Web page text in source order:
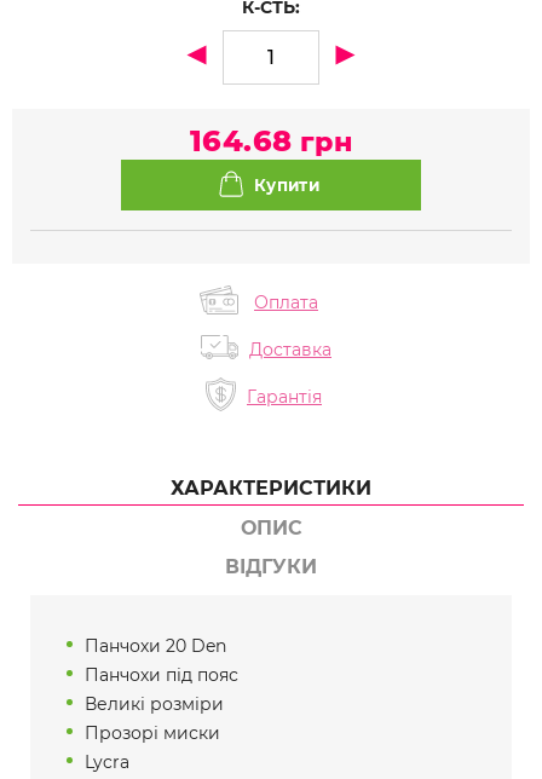
К-СТЬ:
164.68 грн
Оплата
Доставка
Гарантія
ХАРАКТЕРИСТИКИ
ОПИС
ВІДГУКИ
Панчохи 20 Den
Панчохи під пояс
Великі розміри
Прозорі миски
Lycra